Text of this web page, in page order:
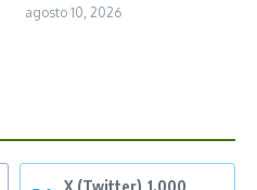
agosto 10, 2026
X (Twitter) 1,000